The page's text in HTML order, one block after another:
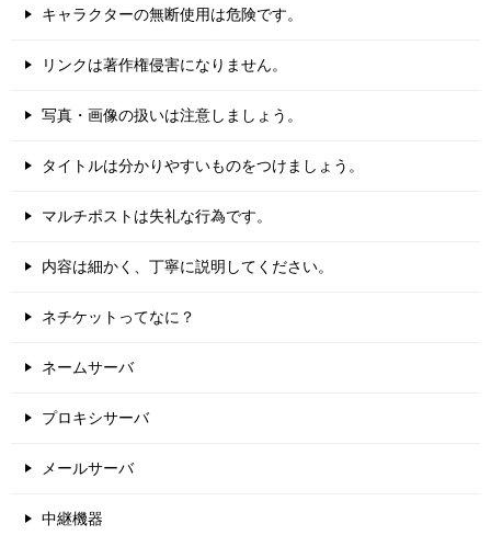
キャラクターの無断使用は危険です。
リンクは著作権侵害になりません。
写真・画像の扱いは注意しましょう。
タイトルは分かりやすいものをつけましょう。
マルチポストは失礼な行為です。
内容は細かく、丁寧に説明してください。
ネチケットってなに？
ネームサーバ
プロキシサーバ
メールサーバ
中継機器